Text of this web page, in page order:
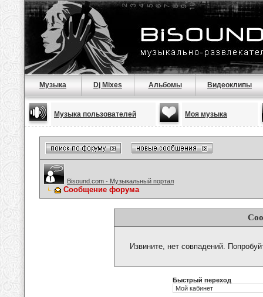
Музыка Dj Mixes Альбомы Видеоклипы
Музыка пользователей Моя музыка
Bisound.com - Музыкальный портал
Сообщение форума
Извините, нет совпадений.
Быстрый переход